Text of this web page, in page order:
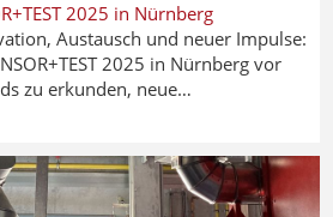
2025 in Nürnberg
Austausch und neuer Impulse:
2025 in Nürnberg vor
zu erkunden, neue…